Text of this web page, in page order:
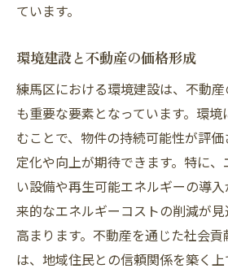
ています。
環境建設と不動産の価格形成
練馬区における環境建設は、不動
も重要な要素となっています。環
むことで、物件の持続可能性が評
定化や向上が期待できます。特に
い設備や再生可能エネルギーの導
来的なエネルギーコストの削減が
高まります。不動産を通じた社会
は、地域住民との信頼関係を築く